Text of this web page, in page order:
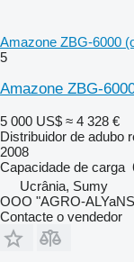
Amazone ZBG-6000
5
Amazone ZBG-
5 000 US$ ≈ 4 328 €
Distribuidor de adubo
2008
Capacidade de carga
Ucrânia, Sumy
OOO "AGRO-
Contacte o vendedor